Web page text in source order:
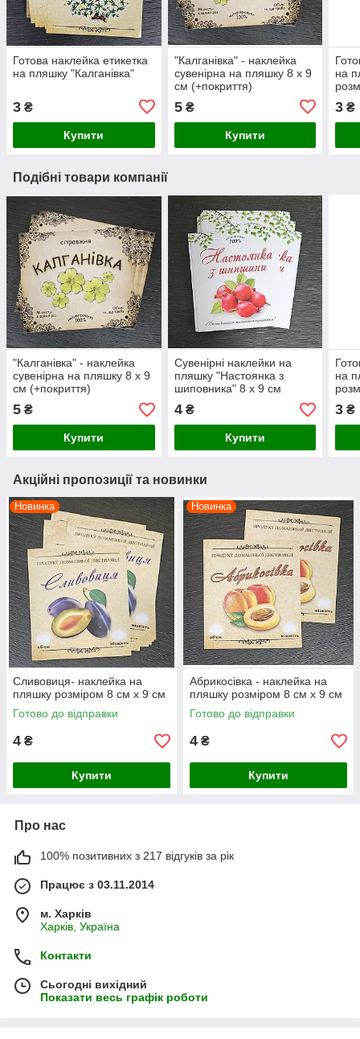
Готова наклейка етикетка
на пляшку "Калганівка"
3 ₴
Купити
"Калганівка" - наклейка
сувенірна на пляшку 8 х 9
см (+покриття)
5₴
Купити
на
3 ₴
Подібні товари компанії
"Калганівка" - наклейка
сувенірна на пляшку 8 х 9
см (+покриття)
5 ₴
Купити
Сувенірні наклейки на
пляшку "Настоянка з
шиповника" 8 х 9 см
4₴
Купити
на
3 ₴
Акційні пропозиції та новинки
Новинка
Сливовиця- наклейка на
пляшку розміром 8 см х 9 см
Готово до відправки
4 ₴
Купити
Новинка
Абрикосівка - наклейка на
пляшку розміром 8 см х 9 см
Готово до відправки
4 ₴
Купити
Про нас
100% позитивних з 217 відгуків за рік
Працює з 03.11.2014
м. Харків
Харків, Україна
Контакти
Сьогодні вихідний
Показати весь графік роботи